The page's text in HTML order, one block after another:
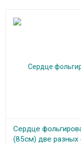
Сердце
(85см) две разных